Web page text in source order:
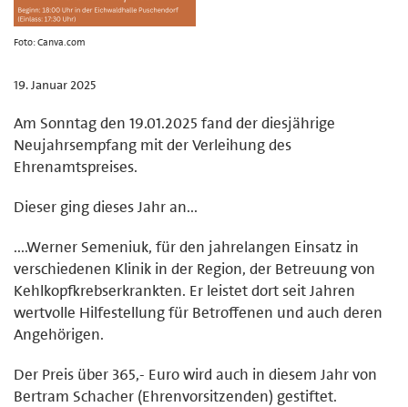
Foto: Canva.com
19. Januar 2025
Am Sonntag den 19.01.2025 fand der diesjährige
Neujahrsempfang mit der Verleihung des
Ehrenamtspreises.
Dieser ging dieses Jahr an...
....Werner Semeniuk, für den jahrelangen Einsatz in
verschiedenen Klinik in der Region, der Betreuung von
Kehlkopfkrebserkrankten. Er leistet dort seit Jahren
wertvolle Hilfestellung für Betroffenen und auch deren
Angehörigen.
Der Preis über 365,- Euro wird auch in diesem Jahr von
Bertram Schacher (Ehrenvorsitzenden) gestiftet.